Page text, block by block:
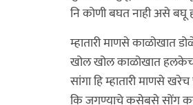
नि कोणी बघत नाही असे
म्हातारी माणसे काळोखात
खोल खोल काळोखात
सांगा हि म्हातारी माणसे
कि जगण्याचे कसेबसे सोंग